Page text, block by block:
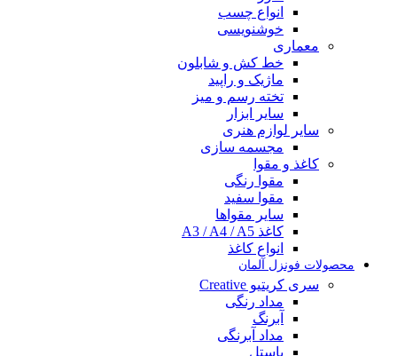
انواع چسب
خوشنویسی
معماری
خط کش و شابلون
ماژیک و راپید
تخته رسم و میز
سایر ابزار
سایر لوازم هنری
مجسمه سازی
کاغذ و مقوا
مقوا رنگی
مقوا سفید
سایر مقواها
کاغذ A3 / A4 / A5
انواع کاغذ
محصولات فونزل آلمان
سری کریتیو Creative
مداد رنگی
آبرنگ
مداد آبرنگی
پاستل